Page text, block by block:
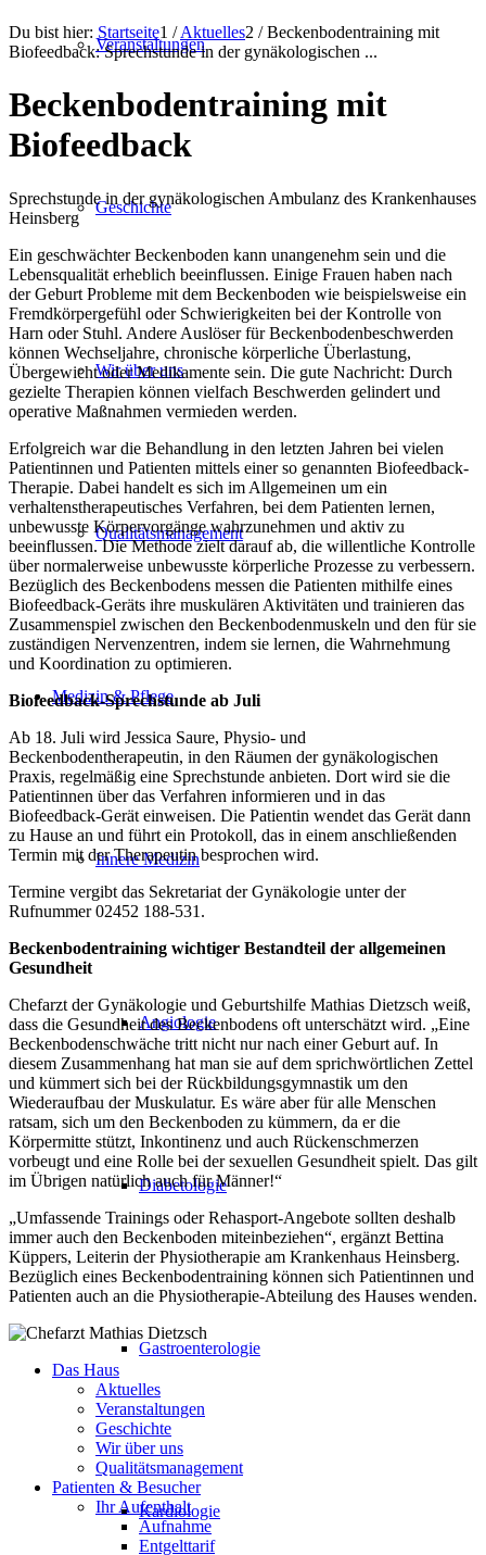
Veranstaltungen
Geschichte
Wir über uns
Qualitätsmanagement
Medizin & Pflege
Innere Medizin
Angiologie
Diabetologie
Gastroenterologie
Kardiologie
Du bist hier: Startseite1 / Aktuelles2 / Beckenbodentraining mit
Biofeedback: Sprechstunde in der gynäkologischen ...
Beckenbodentraining mit
Biofeedback
Sprechstunde in der gynäkologischen Ambulanz des Krankenhauses
Heinsberg
Ein geschwächter Beckenboden kann unangenehm sein und die
Lebensqualität erheblich beeinflussen. Einige Frauen haben nach
der Geburt Probleme mit dem Beckenboden wie beispielsweise ein
Fremdkörpergefühl oder Schwierigkeiten bei der Kontrolle von
Harn oder Stuhl. Andere Auslöser für Beckenbodenbeschwerden
können Wechseljahre, chronische körperliche Überlastung,
Übergewicht oder Medikamente sein. Die gute Nachricht: Durch
gezielte Therapien können vielfach Beschwerden gelindert und
operative Maßnahmen vermieden werden.
Erfolgreich war die Behandlung in den letzten Jahren bei vielen
Patientinnen und Patienten mittels einer so genannten Biofeedback-
Therapie. Dabei handelt es sich im Allgemeinen um ein
verhaltenstherapeutisches Verfahren, bei dem Patienten lernen,
unbewusste Körpervorgänge wahrzunehmen und aktiv zu
beeinflussen. Die Methode zielt darauf ab, die willentliche Kontrolle
über normalerweise unbewusste körperliche Prozesse zu verbessern.
Bezüglich des Beckenbodens messen die Patienten mithilfe eines
Biofeedback-Geräts ihre muskulären Aktivitäten und trainieren das
Zusammenspiel zwischen den Beckenbodenmuskeln und den für sie
zuständigen Nervenzentren, indem sie lernen, die Wahrnehmung
und Koordination zu optimieren.
Biofeedback-Sprechstunde ab Juli
Ab 18. Juli wird Jessica Saure, Physio- und
Beckenbodentherapeutin, in den Räumen der gynäkologischen
Praxis, regelmäßig eine Sprechstunde anbieten. Dort wird sie die
Patientinnen über das Verfahren informieren und in das
Biofeedback-Gerät einweisen. Die Patientin wendet das Gerät dann
zu Hause an und führt ein Protokoll, das in einem anschließenden
Termin mit der Therapeutin besprochen wird.
Termine vergibt das Sekretariat der Gynäkologie unter der
Rufnummer 02452 188-531.
Beckenbodentraining wichtiger Bestandteil der allgemeinen
Gesundheit
Chefarzt der Gynäkologie und Geburtshilfe Mathias Dietzsch weiß,
dass die Gesundheit des Beckenbodens oft unterschätzt wird. „Eine
Beckenbodenschwäche tritt nicht nur nach einer Geburt auf. In
diesem Zusammenhang hat man sie auf dem sprichwörtlichen Zettel
und kümmert sich bei der Rückbildungsgymnastik um den
Wiederaufbau der Muskulatur. Es wäre aber für alle Menschen
ratsam, sich um den Beckenboden zu kümmern, da er die
Körpermitte stützt, Inkontinenz und auch Rückenschmerzen
vorbeugt und eine Rolle bei der sexuellen Gesundheit spielt. Das gilt
im Übrigen natürlich auch für Männer!“
„Umfassende Trainings oder Rehasport-Angebote sollten deshalb
immer auch den Beckenboden miteinbeziehen“, ergänzt Bettina
Küppers, Leiterin der Physiotherapie am Krankenhaus Heinsberg.
Bezüglich eines Beckenbodentraining können sich Patientinnen und
Patienten auch an die Physiotherapie-Abteilung des Hauses wenden.
Das Haus
Aktuelles
Veranstaltungen
Geschichte
Wir über uns
Qualitätsmanagement
Patienten & Besucher
Ihr Aufenthalt
Aufnahme
Entgelttarif